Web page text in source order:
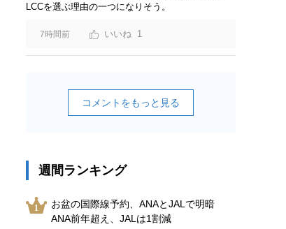
LCCを選ぶ理由の一つになりそう。
7時間前 1
コメントをもっと見る
週間ランキング
お盆の国際線予約、ANAとJALで明暗
ANA前年超え、JALは1割減